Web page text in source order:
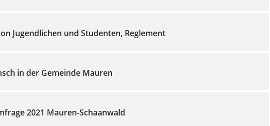
Jugendlichen und Studenten, Reglement
in der Gemeinde Mauren
2021 Mauren-Schaanwald